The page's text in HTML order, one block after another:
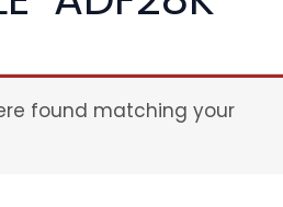
found matching your